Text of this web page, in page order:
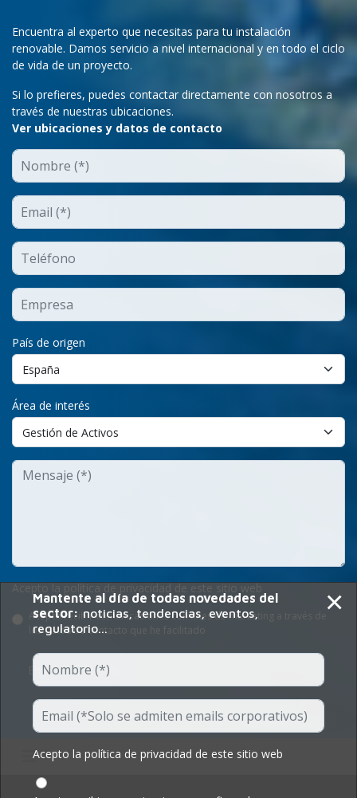
Encuentra al experto que necesitas para tu instalación
renovable. Damos servicio a nivel internacional y en todo el ciclo
de vida de un proyecto.
Si lo prefieres, puedes contactar directamente con nosotros a
través de nuestras ubicaciones.
Ver ubicaciones y datos de contacto
País de origen
Área de interés
Acepto la política de privacidad de este sitio web
Acepto recibir comunicaciones con fines de marketing a través de
los datos de contacto que he facilitado
Enviar Formulario
×
Mantente al día de todas novedades del
sector: noticias, tendencias, eventos,
regulatorio...
Acepto la política de privacidad de este sitio web